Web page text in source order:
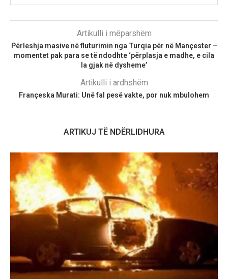
Artikulli i mëparshëm
Përleshja masive në fluturimin nga Turqia për në Mançester –
momentet pak para se të ndodhte ‘përplasja e madhe, e cila
la gjak në dysheme’
Artikulli i ardhshëm
Françeska Murati: Unë fal pesë vakte, por nuk mbulohem
ARTIKUJ TË NDËRLIDHURA